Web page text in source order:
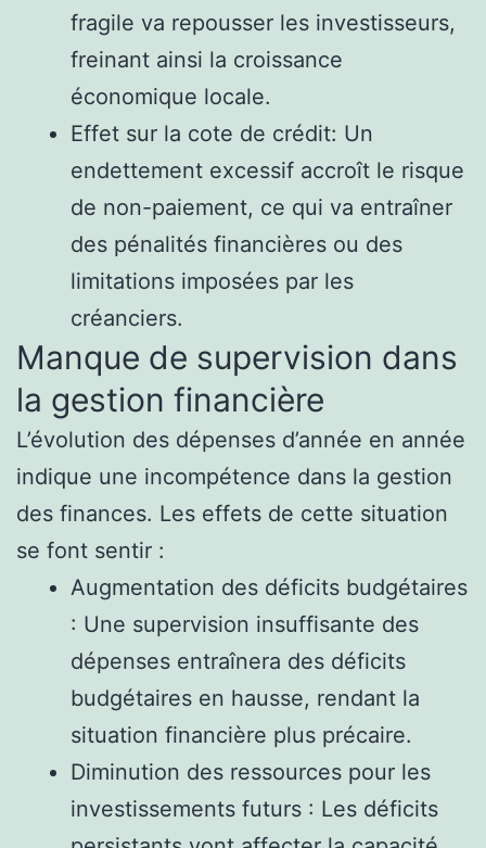
fragile va repousser les investisseurs,
freinant ainsi la croissance
économique locale.
Effet sur la cote de crédit: Un
endettement excessif accroît le risque
de non-paiement, ce qui va entraîner
des pénalités financières ou des
limitations imposées par les
créanciers.
Manque de supervision dans
la gestion financière
L’évolution des dépenses d’année en année
indique une incompétence dans la gestion
des finances. Les effets de cette situation
se font sentir :
Augmentation des déficits budgétaires
: Une supervision insuffisante des
dépenses entraînera des déficits
budgétaires en hausse, rendant la
situation financière plus précaire.
Diminution des ressources pour les
investissements futurs : Les déficits